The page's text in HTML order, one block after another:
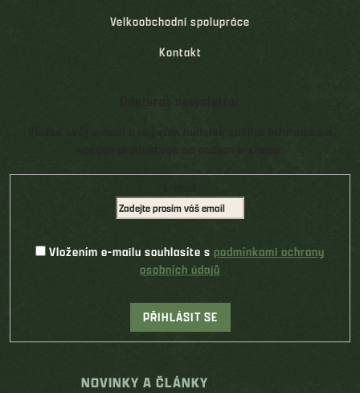
Velkoobchodní spolupráce
Kontakt
Vložením e-mailu souhlasíte s podmínkami ochrany
osobních údajů
PŘIHLÁSIT SE
NOVINKY A ČLÁNKY